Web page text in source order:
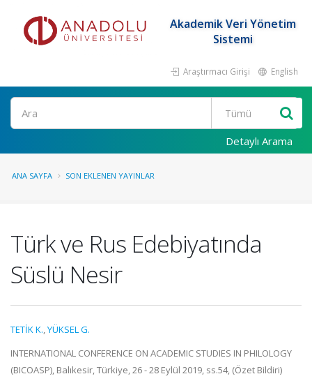
Akademik Veri Yönetim
Sistemi
Araştırmacı Girişi English
Ara
Detaylı Arama
ANA SAYFA SON EKLENEN YAYINLAR
Türk ve Rus Edebiyatında
Süslü Nesir
TETİK K.,YÜKSEL G.
INTERNATIONAL CONFERENCE ON ACADEMIC STUDIES IN PHILOLOGY
(BICOASP), Balıkesir, Türkiye, 26 - 28 Eylül 2019, ss.54, (Özet Bildiri)